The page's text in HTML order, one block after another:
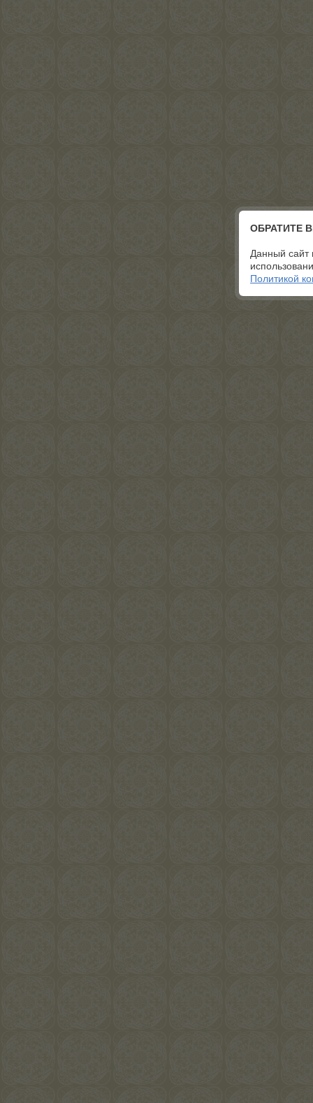
ОБРАТИТЕ
Данный сайт
Политикой